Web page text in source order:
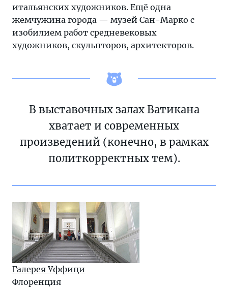
итальянских художников. Ещё одна
жемчужина города — музей Сан-Марко с
изобилием работ средневековых
художников, скульпторов, архитекторов.
В выставочных залах Ватикана
хватает и современных
произведений (конечно, в рамках
политкорректных тем).
Галерея Уффици
Флоренция